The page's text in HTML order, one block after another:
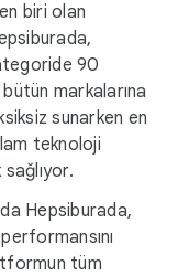
biri olan
90
markalarına
sunarken en
teknoloji
Hepsiburada,
tüm